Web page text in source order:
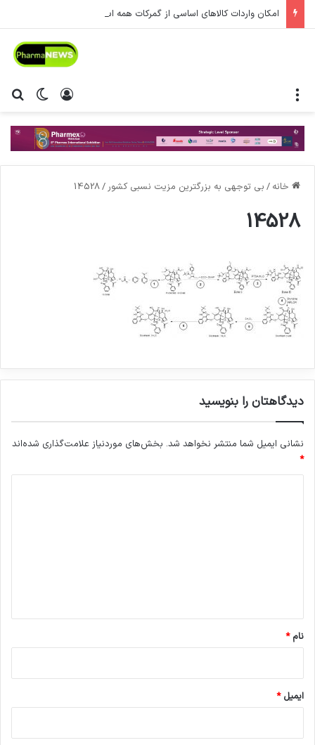
امکان واردات کالاهای اساسی از گمرکات همه استان‌ها فراهم شد.
تغییر ورود
خانه / بی توجهی به بزرگترین مزیت نسبی کشور /
14528
14528
دیدگاهتان را بنویسید
نشانی ایمیل شما منتشر نخواهد شد. بخش‌های موردنیاز علامت‌گذاری شده‌اند
*
نام*
ایمیل*